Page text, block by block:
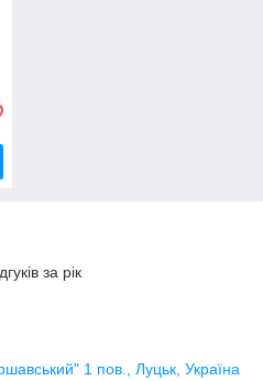
за рік
1 пов., Луцьк, Україна